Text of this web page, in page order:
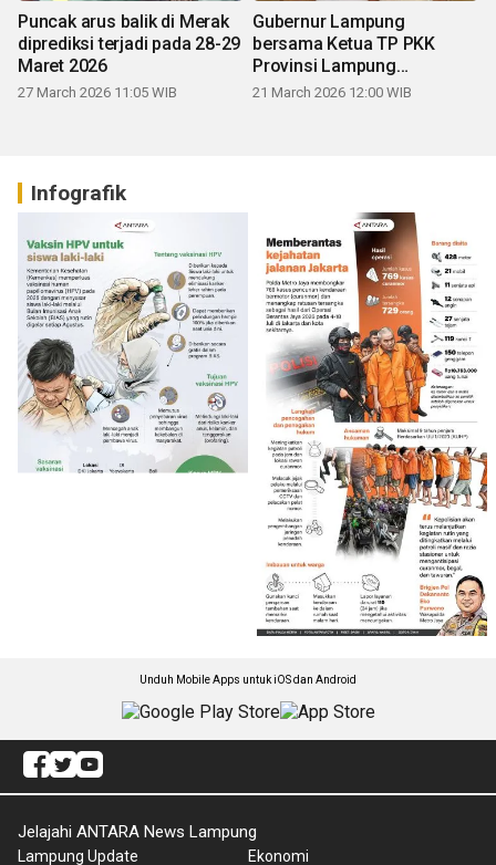
Puncak arus balik di Merak
diprediksi terjadi pada 28-29
Maret 2026
27 March 2026 11:05 WIB
Gubernur Lampung
bersama Ketua TP PKK
Provinsi Lampung
mengucapkan Selamat Hari
21 March 2026 12:00 WIB
Infografik
Unduh Mobile Apps untuk iOS dan Android
Jelajahi ANTARA News Lampung
Lampung Update
Ekonomi